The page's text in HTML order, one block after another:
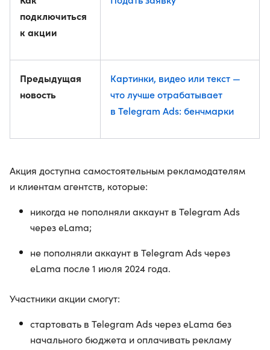
подключиться
к акции
Предыдущая
новость
Картинки, видео или текст —
что лучше отрабатывает
в Telegram Ads: бенчмарки
Акция доступна самостоятельным рекламодателям
и клиентам агентств, которые:
никогда не пополняли аккаунт в Telegram Ads
через eLama;
не пополняли аккаунт в Telegram Ads через
eLama после 1 июля 2024 года.
Участники акции смогут:
стартовать в Telegram Ads через eLama без
начального бюджета и оплачивать рекламу